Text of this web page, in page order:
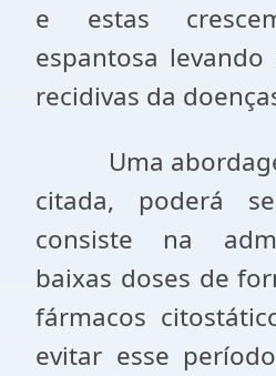
e estas
espantosa
recidivas da
Uma
citada, poderá
consiste na
baixas doses de
fármacos
evitar esse